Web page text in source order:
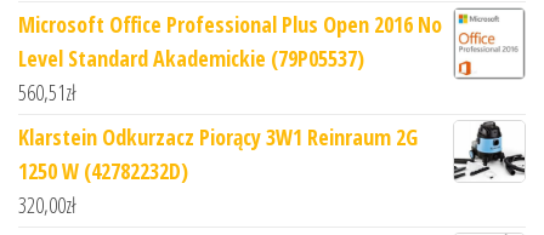
Microsoft Office Professional Plus Open 2016 No
Level Standard Akademickie (79P05537)
560,51zł
Klarstein Odkurzacz Piorący 3W1 Reinraum 2G
1250 W (42782232D)
320,00zł